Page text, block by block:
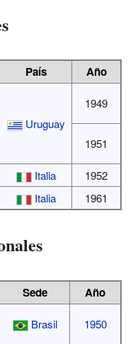
País Año
Uruguay
1949
1951
Italia
1952
Italia 1961
Sede Año
Brasil 1950